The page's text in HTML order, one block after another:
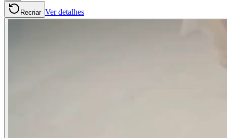
Recriar Ver detalhes